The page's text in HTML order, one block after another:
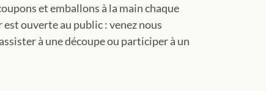
et emballons à la main chaque
ouverte au public : venez nous
à une découpe ou participer à un